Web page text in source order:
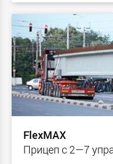
FlexMAX
Прицеп с 2—7